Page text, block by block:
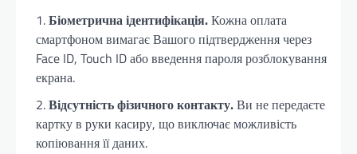
Біометрична ідентифікація.Кожна оплата
смартфоном вимагає Вашого підтвердження через
Face ID, Touch ID або введення пароля розблокування
екрана.
Відсутність фізичного контакту.Ви не передаєте
картку в руки касиру, що виключає можливість
копіювання її даних.